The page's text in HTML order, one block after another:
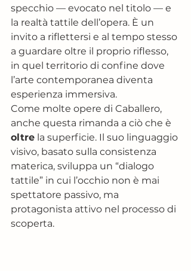
specchio — evocato nel titolo — e
la realtà tattile dell’opera. È un
invito a riflettersi e al tempo stesso
a guardare oltre il proprio riflesso,
in quel territorio di confine dove
l’arte contemporanea diventa
esperienza immersiva.
Come molte opere di Caballero,
anche questa rimanda a ciò che è
oltre la superficie. Il suo linguaggio
visivo, basato sulla consistenza
materica, sviluppa un “dialogo
tattile” in cui l’occhio non è mai
spettatore passivo, ma
protagonista attivo nel processo di
scoperta.